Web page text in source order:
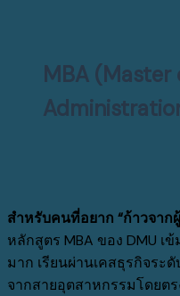
MBA (Master
สำหรับคนที่อยาก “ก้าวจาก
หลักสูตร MBA ของ DMU เ
มาก เรียนผ่านเคสธุรกิจระ
จากสายอุตสาหกรรมโดยต